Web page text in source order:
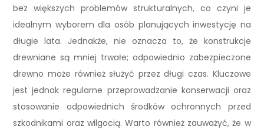
bez większych problemów strukturalnych, co czyni je
idealnym wyborem dla osób planujących inwestycję na
długie lata. Jednakże, nie oznacza to, że konstrukcje
drewniane są mniej trwałe; odpowiednio zabezpieczone
drewno może również służyć przez długi czas. Kluczowe
jest jednak regularne przeprowadzanie konserwacji oraz
stosowanie odpowiednich środków ochronnych przed
szkodnikami oraz wilgocią. Warto również zauważyć, że w